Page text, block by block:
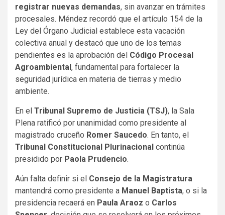
registrar nuevas demandas, sin avanzar en trámites
procesales. Méndez recordó que el artículo 154 de la
Ley del Órgano Judicial establece esta vacación
colectiva anual y destacó que uno de los temas
pendientes es la aprobación del Código Procesal
Agroambiental, fundamental para fortalecer la
seguridad jurídica en materia de tierras y medio
ambiente.
En el Tribunal Supremo de Justicia (TSJ), la Sala
Plena ratificó por unanimidad como presidente al
magistrado cruceño Romer Saucedo. En tanto, el
Tribunal Constitucional Plurinacional continúa
presidido por Paola Prudencio.
Aún falta definir si el Consejo de la Magistratura
mantendrá como presidente a Manuel Baptista, o si la
presidencia recaerá en Paula Araoz o Carlos